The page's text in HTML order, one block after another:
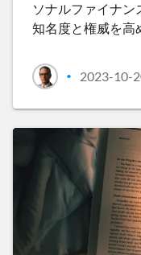
ソナルファイナ
知名度と権威を高
• 2023-10-